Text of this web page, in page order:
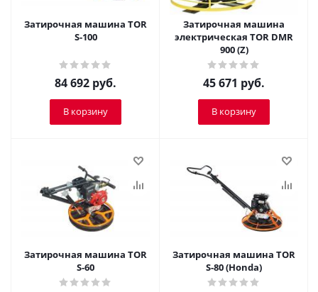
Затирочная машина TOR
S-100
84 692 руб.
В корзину
Затирочная машина
электрическая TOR DMR
900 (Z)
45 671 руб.
В корзину
Затирочная машина TOR
S-60
Затирочная машина TOR
S-80 (Honda)